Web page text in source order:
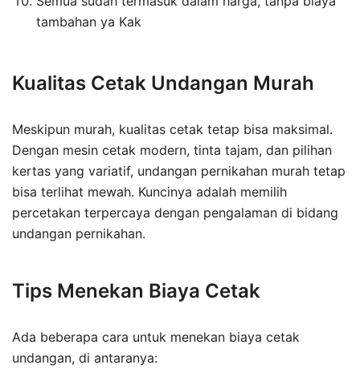
tambahan ya Kak
Kualitas Cetak Undangan Murah
Meskipun murah, kualitas cetak tetap bisa maksimal.
Dengan mesin cetak modern, tinta tajam, dan pilihan
kertas yang variatif, undangan pernikahan murah tetap
bisa terlihat mewah. Kuncinya adalah memilih
percetakan terpercaya dengan pengalaman di bidang
undangan pernikahan.
Tips Menekan Biaya Cetak
Ada beberapa cara untuk menekan biaya cetak
undangan, di antaranya: